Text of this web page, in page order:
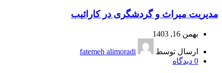
مدیریت میراث و گردشگری در کارائیب
بهمن 16, 1403
ارسال توسط
fatemeh alimoradi
0 دیدگاه